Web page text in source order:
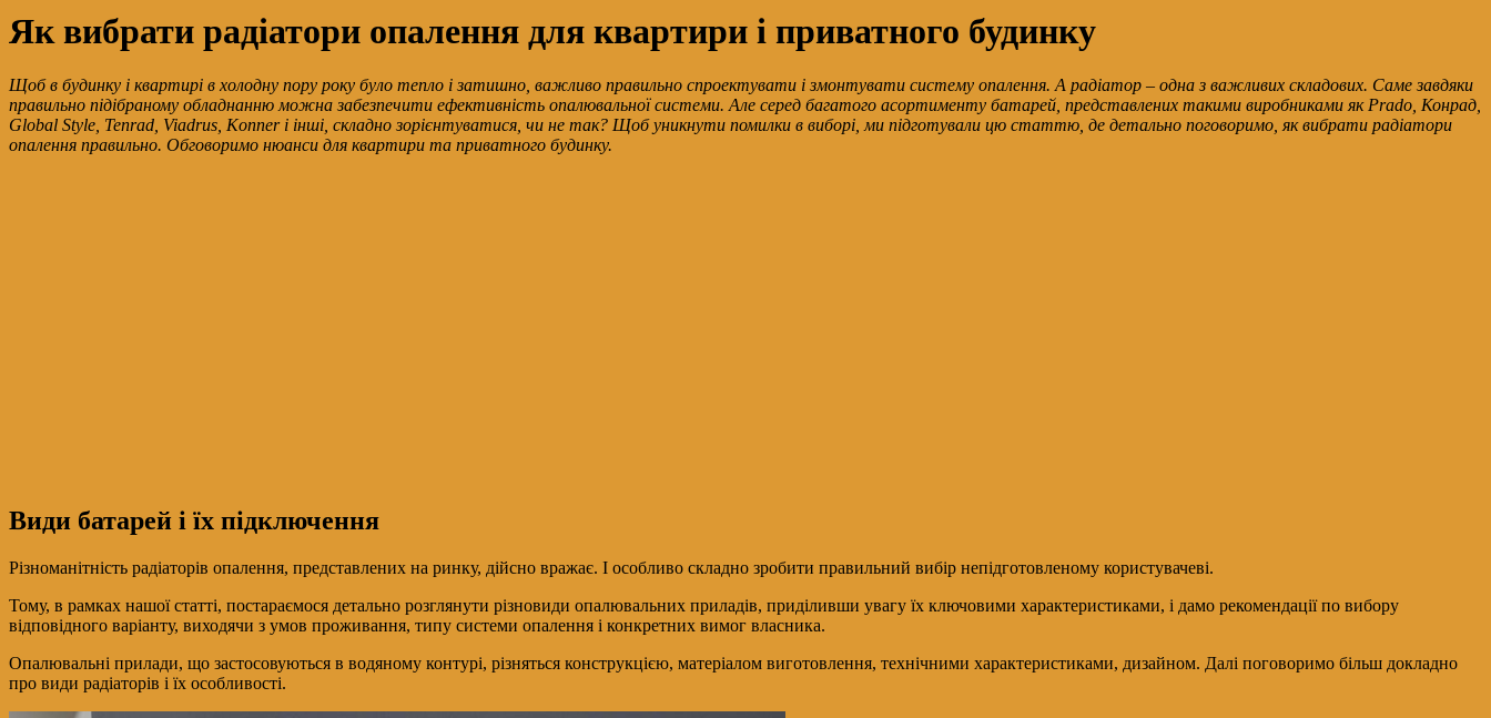
Як вибрати радіатори опалення для квартири і приватного будинку
Щоб в будинку і квартирі в холодну пору року було тепло і затишно, важливо правильно спроектувати і змонтувати систему опалення. А радіатор – одна з важливих складових. Саме завдяки
правильно підібраному обладнанню можна забезпечити ефективність опалювальної системи. Але серед багатого асортименту батарей, представлених такими виробниками як Prado, Конрад,
Global Style, Tenrad, Viadrus, Konner і інші, складно зорієнтуватися, чи не так? Щоб уникнути помилки в виборі, ми підготували цю статтю, де детально поговоримо, як вибрати радіатори
опалення правильно. Обговоримо нюанси для квартири та приватного будинку.
Види батарей і їх підключення
Різноманітність радіаторів опалення, представлених на ринку, дійсно вражає. І особливо складно зробити правильний вибір непідготовленому користувачеві.
Тому, в рамках нашої статті, постараємося детально розглянути різновиди опалювальних приладів, приділивши увагу їх ключовими характеристиками, і дамо рекомендації по вибору
відповідного варіанту, виходячи з умов проживання, типу системи опалення і конкретних вимог власника.
Опалювальні прилади, що застосовуються в водяному контурі, різняться конструкцією, матеріалом виготовлення, технічними характеристиками, дизайном. Далі поговоримо більш докладно
про види радіаторів і їх особливості.